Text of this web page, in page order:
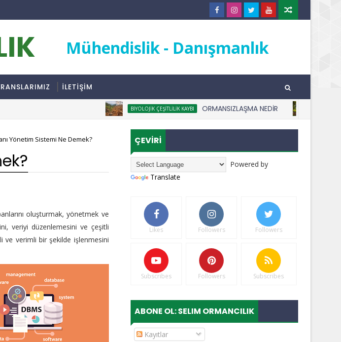
Mühendislik - Danışmanlık
İLETİŞİM
BIYOLOJIK ÇEŞITLILIK KAYBI ORMANSIZLAŞMA NEDİR ANADOLU
Yönetim Sistemi Ne Demek?
oluşturmak, yönetmek ve
veriyi düzenlemesini ve çeşitli
ve verimli bir şekilde işlenmesini
ÇEVİRİ
Powered by
Translate
Likes Followers Followers
Subscribes Followers Subscribes
ABONE OL: SELIM ORMANCILIK
Kayıtlar